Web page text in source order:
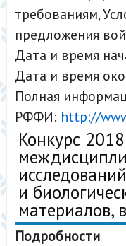
требованиям,
предложения
Дата и время
Дата и время
Полная
РФФИ: http://
Конкурс
и
материалов,
Подробности